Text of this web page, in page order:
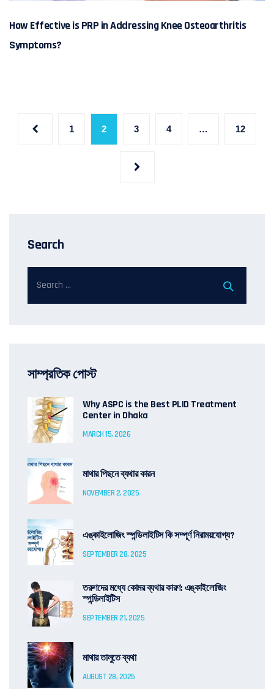
How Effective is PRP in Addressing Knee Osteoarthritis
Symptoms?
1 2 3 4 … 12
Search
সাম্প্রতিক পোস্ট
Why ASPC is the Best PLID Treatment
Center in Dhaka
MARCH 15, 2026
মাথার পিছনে ব্যথার কারন
NOVEMBER 2, 2025
এঙ্কাইলোজিং স্পন্ডিলাইটিস কি সম্পূর্ণ নিরাময়যোগ্য?
SEPTEMBER 28, 2025
তরুণদের মধ্যে কোমর ব্যথার কারণ: এঙ্কাইলোজিং
স্পন্ডিলাইটিস
SEPTEMBER 21, 2025
মাথার তালুতে ব্যথা
AUGUST 28, 2025